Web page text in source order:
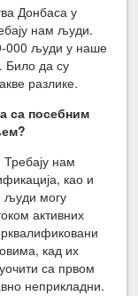
Донбаса у
нам људи.
000 људи у наше
Било да су
разлике.
са посебним
Требају нам
као и
људи могу
активних
кад их
са првом
неприкладни.